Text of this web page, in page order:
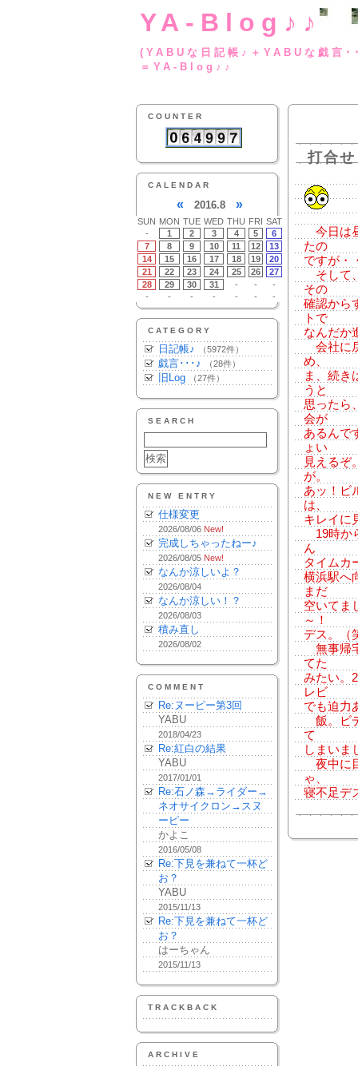
YA-Blog♪♪
(YABUな日記帳♪
＝YA-Blog♪♪
COUNTER
CALENDAR
« 2016.8 »
SUN MON TUE WED THU FRI SAT
-
1 2 3 4 5
6
7
8 9 10 11 12
13
14
15 16 17 18 19
20
21
22 23 24 25 26
27
28
29 30 31 - -
-
-
- - - - - -
CATEGORY
日記帳♪ （5972件）
戯言･･･♪ （28件）
旧Log （27件）
SEARCH
NEW ENTRY
仕様変更
2026/08/06 New!
完成しちゃったねー♪
2026/08/05 New!
なんか涼しいよ？
2026/08/04
なんか涼しい！？
2026/08/03
積み直し
2026/08/02
COMMENT
Re:ヌーピー第3回
YABU
2018/04/23
Re:紅白の結果
YABU
2017/01/01
Re:石ノ森→ライダー→
ネオサイクロン→スヌ
ーピー
かよこ
2016/05/08
Re:下見を兼ねて一杯ど
お？
YABU
2015/11/13
Re:下見を兼ねて一杯ど
お？
はーちゃん
2015/11/13
TRACKBACK
ARCHIVE
打合
今日は
たの
ですが・
そして
その
確認から
トで
なんだか
会社に
め、
ま、続き
うと
思ったら
会が
あるんで
ょい
見えるぞ
が。
あッ！ビ
は、
キレイに
19時か
ん
タイムカ
横浜駅へ
まだ
空いてま
～！
デス。（
無事帰
てた
みたい。
レビ
でも迫力
飯。ビ
て
しまいま
夜中に
ゃ、
寝不足デ